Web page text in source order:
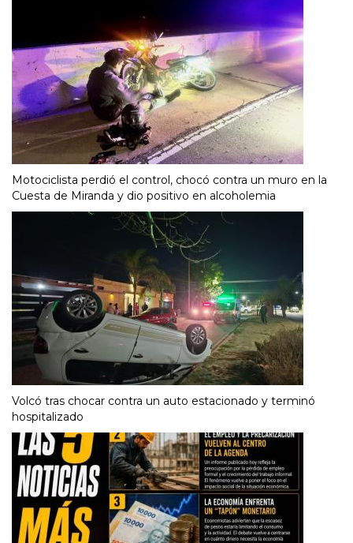
Motociclista perdió el control, chocó contra un muro en la
Cuesta de Miranda y dio positivo en alcoholemia
Volcó tras chocar contra un auto estacionado y terminó
hospitalizado